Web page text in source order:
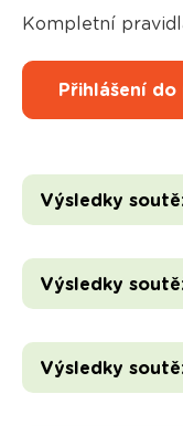
Kompletní
Přihlášení
Výsledky
Výsledky
Výsledky